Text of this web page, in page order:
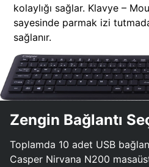
kolaylığı sağlar. Klavye –
sayesinde parmak izi
sağlanır.
Zengin Bağlantı
Toplamda 10 adet USB
Casper Nirvana N200